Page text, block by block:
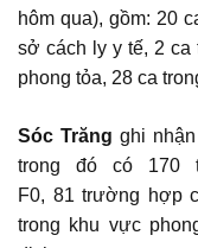
hôm qua), gồm: 20
sở cách ly y tế, 2 ca
phong tỏa, 28 ca
Sóc Trăng ghi
trong đó có 170
F0, 81 trường hợp
trong khu vực